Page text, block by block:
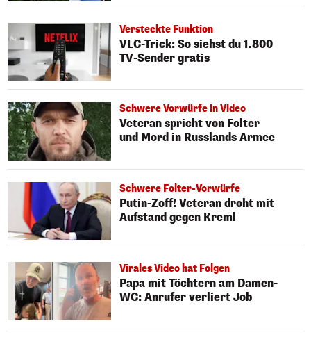
Versteckte Funktion
VLC-Trick: So siehst du 1.800
TV-Sender gratis
Schwere Vorwürfe in Video
Veteran spricht von Folter
und Mord in Russlands Armee
Schwere Folter-Vorwürfe
Putin-Zoff! Veteran droht mit
Aufstand gegen Kreml
Virales Video hat Folgen
Papa mit Töchtern am Damen-
WC: Anrufer verliert Job